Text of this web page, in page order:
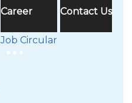
Career
Job Circular
Contact Us